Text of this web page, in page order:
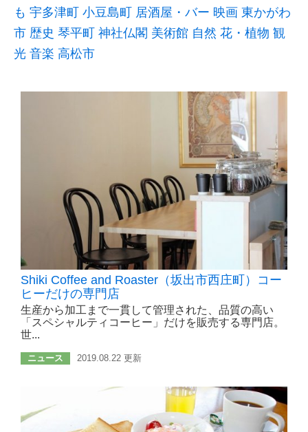
も 宇多津町 小豆島町 居酒屋・バー 映画 東かがわ
市 歴史 琴平町 神社仏閣 美術館 自然 花・植物 観
光 音楽 高松市
Shiki Coffee and Roaster（坂出市西庄町）コー
ヒーだけの専門店
生産から加工まで一貫して管理された、品質の高い
「スペシャルティコーヒー」だけを販売する専門店。
世...
ニュース 2019.08.22 更新